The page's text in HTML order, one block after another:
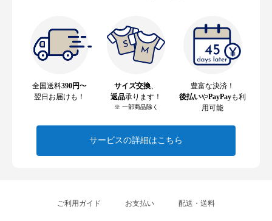
全国送料390円〜
翌日お届けも！
サイズ交換
返品承ります！
※ 一部商品除く
豊富な決済！
後払いやPayPayも利
用可能
サービスの詳細はこちら
ご利用ガイド お支払い 配送・送料